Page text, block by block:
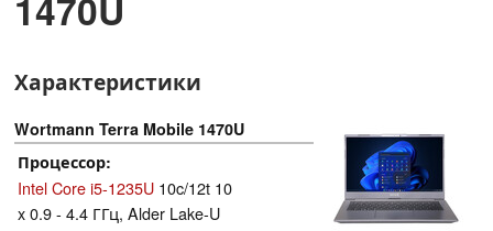
Характеристики
Wortmann Terra Mobile 1470U
Процессор
Intel Core i5-1235U 10c/12t 10
x 0.9 - 4.4 ГГц, Alder Lake-U